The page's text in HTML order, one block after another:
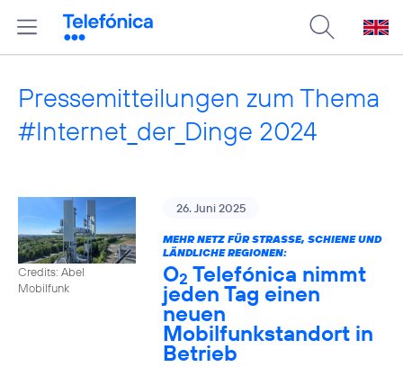
Pressemitteilungen zum Thema
#Internet_der_Dinge 2024
Credits: Abel
Mobilfunk
26. Juni 2025
MEHR NETZ FÜR STRASSE, SCHIENE UND L
ÄNDLICHE REGIONEN:
O2 Telefónica nimmt
jeden Tag einen
neuen
Mobilfunkstandort in
Betrieb